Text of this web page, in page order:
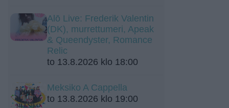
Alō Live: Frederik Valentin
(DK), murrettumeri, Apeak
& Queendyster, Romance
Relic
to 13.8.2026 klo 18:00
Meksiko A Cappella
to 13.8.2026 klo 19:00